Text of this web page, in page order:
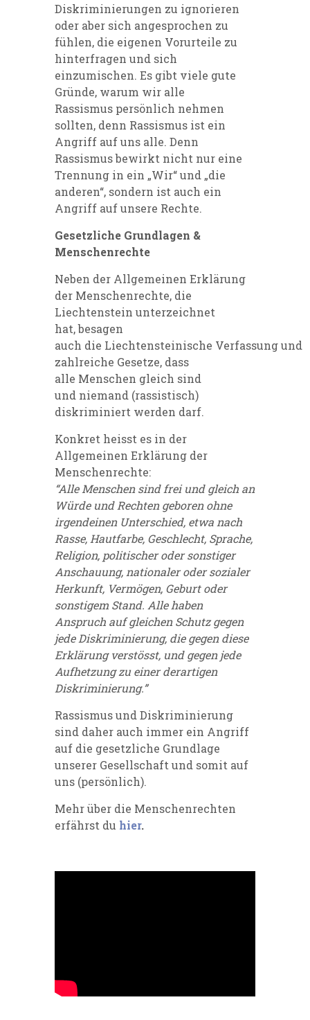
Diskriminierungen zu ignorieren
oder aber sich angesprochen zu
fühlen, die eigenen Vorurteile zu
hinterfragen und sich
einzumischen. Es gibt viele gute
Gründe, warum wir alle
Rassismus persönlich nehmen
sollten, denn Rassismus ist ein
Angriff auf uns alle. Denn
Rassismus bewirkt nicht nur eine
Trennung in ein „Wir“ und „die
anderen“, sondern ist auch ein
Angriff auf unsere Rechte.
Gesetzliche Grundlagen &
Menschenrechte
Neben der Allgemeinen Erklärung
der Menschenrechte, die
Liechtenstein unterzeichnet
hat,besagen
auch die Liechtensteinische Verfassungund
zahlreiche Gesetze, dass
alle Menschen gleich sind
und niemand (rassistisch)
diskriminiert werden darf.
Konkret heisst es in der
Allgemeinen Erklärung der
Menschenrechte:
“Alle Menschen sind frei und gleich an
Würde und Rechten geboren ohne
irgendeinen Unterschied, etwa nach
Rasse, Hautfarbe, Geschlecht, Sprache,
Religion, politischer oder sonstiger
Anschauung, nationaler oder sozialer
Herkunft, Vermögen, Geburt oder
sonstigem Stand. Alle haben
Anspruch auf gleichen Schutz gegen
jede Diskriminierung, die gegen diese
Erklärung verstösst, und gegen jede
Aufhetzung zu einer derartigen
Diskriminierung.”
Rassismus und Diskriminierung
sind daher auch immer ein Angriff
auf die gesetzliche Grundlage
unserer Gesellschaft und somit auf
uns (persönlich).
Mehr über die Menschenrechten
erfährst du hier.